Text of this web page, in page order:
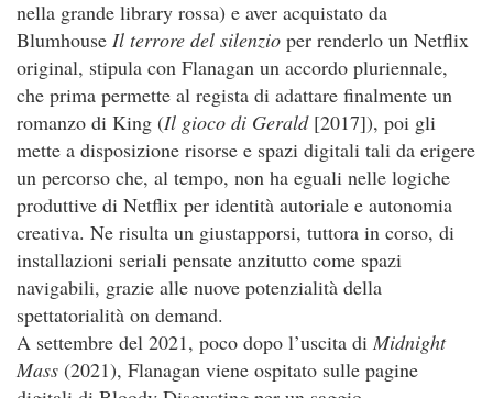
nella grande library rossa) e aver acquistato da
Blumhouse Il terrore del silenzio per renderlo un Netflix
original, stipula con Flanagan un accordo pluriennale,
che prima permette al regista di adattare finalmente un
romanzo di King (Il gioco di Gerald[2017]), poi gli
mette a disposizione risorse e spazi digitali tali da erigere
un percorso che, al tempo, non ha eguali nelle logiche
produttive di Netflix per identità autoriale e autonomia
creativa. Ne risulta un giustapporsi, tuttora in corso, di
installazioni seriali pensate anzitutto come spazi
navigabili, grazie alle nuove potenzialità della
spettatorialità on demand.
A settembre del 2021, poco dopo l’uscita di Midnight
Mass (2021), Flanagan viene ospitato sulle pagine